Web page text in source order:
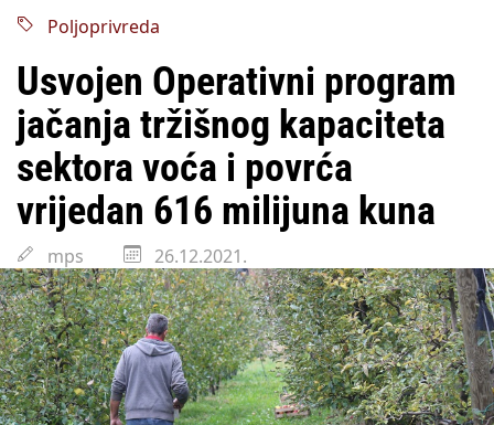
godine
Sindikati traže zaštitu plaća od inflacije, Ćorić pregovore
najavio za jesen
Državni tajnik Rukavina: Hrvatska ima 3,6 milijuna birača
HŽ Infrastruktura: Nesreće na željezničkim prijelazima
prepolovljene
Državni inspektorat opozvao Barebells pločicu - soft protein
bar Coco Choco
Poljoprivreda
Usvojen Operativni program
jačanja tržišnog kapaciteta
sektora voća i povrća
vrijedan 616 milijuna kuna
mps 26.12.2021.